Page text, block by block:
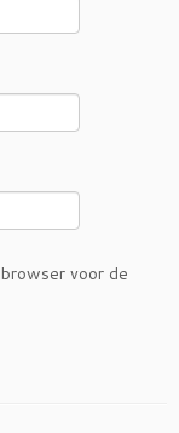
voor de